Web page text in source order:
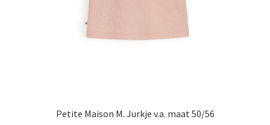
productpagina
Petite Maison M. Jurkje v.a. maat 50/56